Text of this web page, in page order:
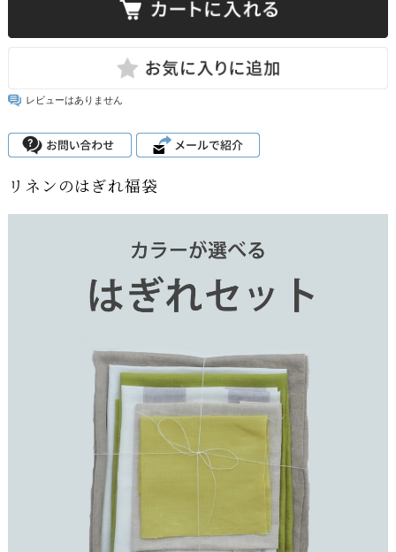
レビューはありません
リネンのはぎれ福袋